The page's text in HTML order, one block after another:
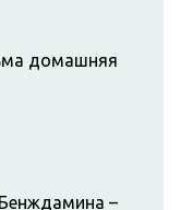
домашняя
–